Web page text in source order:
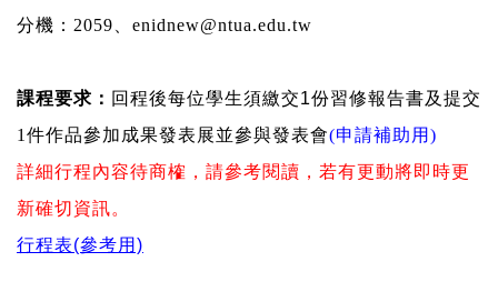
分機： 2059 enidnew@ntua.edu.tw
課程要求： 回程後每位學生須繳交1份習修報告書及提交
1 件作品參加成果發表展並參與發表會(申請補助用)
詳細行程內容待商榷，請參考閱讀，若有更動將即時更
新確切資訊。
行程表(參考用)